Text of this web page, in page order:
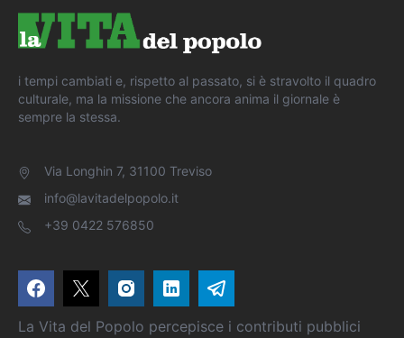
i tempi cambiati e, rispetto al passato, si è stravolto il quadro
culturale, ma la missione che ancora anima il giornale è
sempre la stessa.
Via Longhin 7, 31100 Treviso
info@lavitadelpopolo.it
+39 0422 576850
La Vita del Popolo percepisce i contributi pubblici